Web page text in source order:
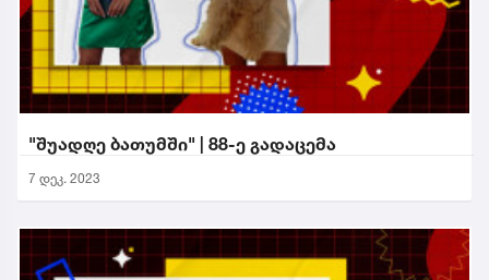
"შუადღე ბათუმში" | 88-ე გადაცემა
7 დეკ. 2023